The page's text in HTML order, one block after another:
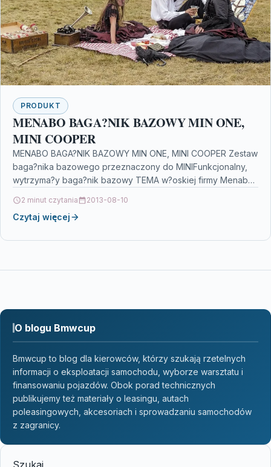
PRODUKT
MENABO BAGA?NIK BAZOWY MIN ONE,
MINI COOPER
MENABO BAGA?NIK BAZOWY MIN ONE, MINI COOPER Zestaw
baga?nika bazowego przeznaczony do MINIFunkcjonalny,
wytrzyma?y baga?nik bazowy TEMA w?oskiej firmy Menabo
2 minut czytania 2013-08-10
Czytaj więcej
O blogu Bmwcup
Bmwcup to blog dla kierowców, którzy szukają rzetelnych
informacji o eksploatacji samochodu, wyborze warsztatu i
finansowaniu pojazdów. Obok porad technicznych
publikujemy też materiały o leasingu, autach
poleasingowych, akcesoriach i sprowadzaniu samochodów
z zagranicy.